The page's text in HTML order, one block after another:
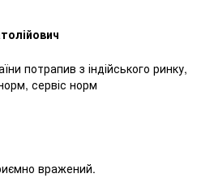
потрапив з індійського ринку,
сервіс норм
вражений.